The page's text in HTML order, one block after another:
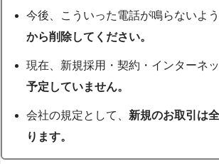
今後、こういった電話が鳴らないよ
から削除してください。
現在、新規採用・契約・インターネ
予定していません。
会社の規定として、 新規のお取引は
ります。